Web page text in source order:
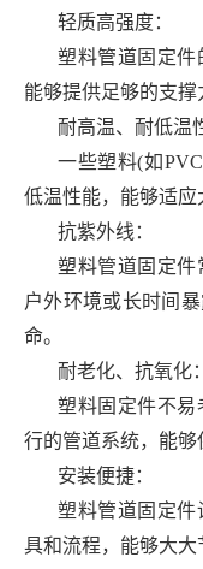
轻质高强度：
塑料管道固定件
能够提供足够的支撑
耐高温、耐低温
一些塑料(如
低温性能，能够适应
抗紫外线：
塑料管道固定件
户外环境或长时间
命。
耐老化、抗氧化：
塑料固定件不易
行的管道系统，能够
安装便捷：
塑料管道固定件
具和流程，能够大大